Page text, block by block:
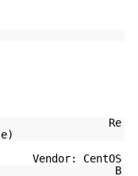
Re
B